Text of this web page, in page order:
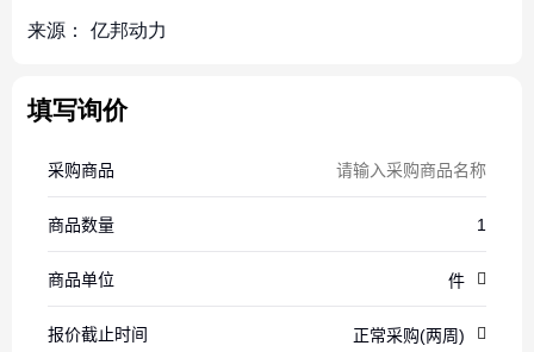
来源： 亿邦动力
填写询价